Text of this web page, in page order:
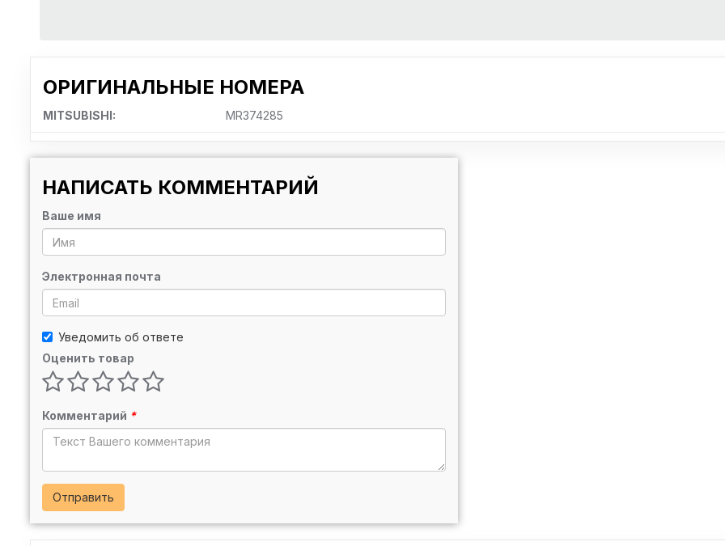
ОРИГИНАЛЬНЫЕ НОМЕРА
MITSUBISHI: MR374285
НАПИСАТЬ КОММЕНТАРИЙ
Ваше имя
Электронная почта
Уведомить об ответе
Оценить товар
Комментарий *
Отправить